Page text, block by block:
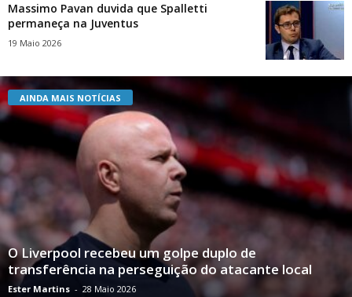
Massimo Pavan duvida que Spalletti
permaneça na Juventus
19 Maio 2026
AINDA MAIS NOTÍCIAS
O Liverpool recebeu um golpe duplo de
transferência na perseguição do atacante local
Ester Martins - 28 Maio 2026